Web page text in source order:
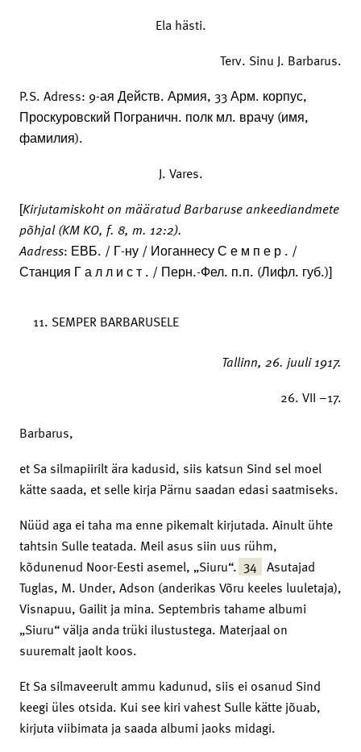
Ela hästi.
Terv. Sinu J. Barbarus.
P.S. Adress: 9-ая Действ. Армия, 33 Арм. корпус,
Проскуровский Пограничн. полк мл. врачу (имя,
фамилия).
J. Vares.
[Kirjutamiskohton määratud Barbaruse ankeediandmete
põhjal (KM KO, f. 8, m. 12:2).
Aadress: ЕВБ. / Г-ну / Иоганнесу С е м п е р . /
Станция Г а л л и с т . / Перн.-Фел. п.п. (Лифл. губ.)]
SEMPER BARBARUSELE
Tallinn, 26. juuli 1917.
26. VII –17.
Barbarus,
et Sa silmapiirilt ära kadusid, siis katsun Sind sel moel
kätte saada, et selle kirja Pärnu saadan edasi saatmiseks.
Nüüd aga ei taha ma enne pikemalt kirjutada. Ainult ühte
tahtsin Sulle teatada. Meil asus siin uus rühm,
kõdunenud Noor-Eesti asemel, „Siuru“. 34 Asutajad
Tuglas, M. Under, Adson (anderikas Võru keeles luuletaja),
Visnapuu, Gailit ja mina. Septembris tahame albumi
„Siuru“ välja anda trüki ilustustega. Materjaal on
suuremalt jaolt koos.
Et Sa silmaveerult ammu kadunud, siis ei osanud Sind
keegi üles otsida. Kui see kiri vahest Sulle kätte jõuab,
kirjuta viibimata ja saada albumi jaoks midagi.